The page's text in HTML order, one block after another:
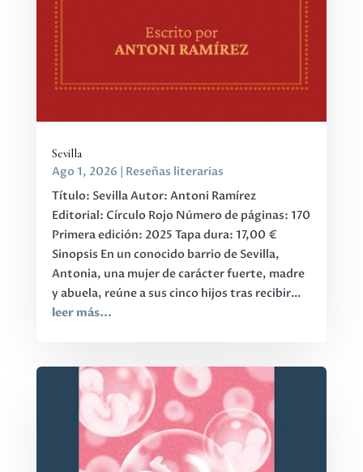
Sevilla
Ago 1, 2026 | Reseñas literarias
Título: Sevilla Autor: Antoni Ramírez
Editorial: Círculo Rojo Número de páginas: 170
Primera edición: 2025 Tapa dura: 17,00 €
Sinopsis En un conocido barrio de Sevilla,
Antonia, una mujer de carácter fuerte, madre
y abuela, reúne a sus cinco hijos tras recibir...
leer más...